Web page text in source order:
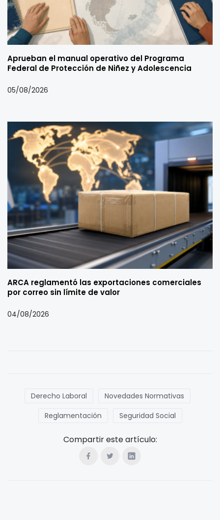
Aprueban el manual operativo del Programa
Federal de Protección de Niñez y Adolescencia
05/08/2026
ARCA reglamentó las exportaciones comerciales
por correo sin límite de valor
04/08/2026
Derecho Laboral
Novedades Normativas
Reglamentación
Seguridad Social
Compartir este artículo: